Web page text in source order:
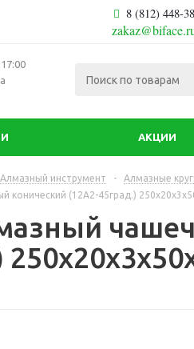
8 (812) 448-
АКЦИИ
Алмазный инструмент - Алмазные
конический (12А2-45град.)